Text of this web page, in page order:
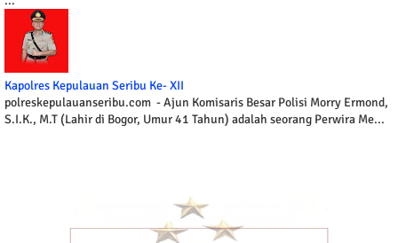
Kapolres Kepulauan Seribu Ke- XII
polreskepulauanseribu.com - Ajun Komisaris Besar Polisi Morry Ermond,
S.I.K., M.T (Lahir di Bogor, Umur 41 Tahun) adalah seorang Perwira Me...